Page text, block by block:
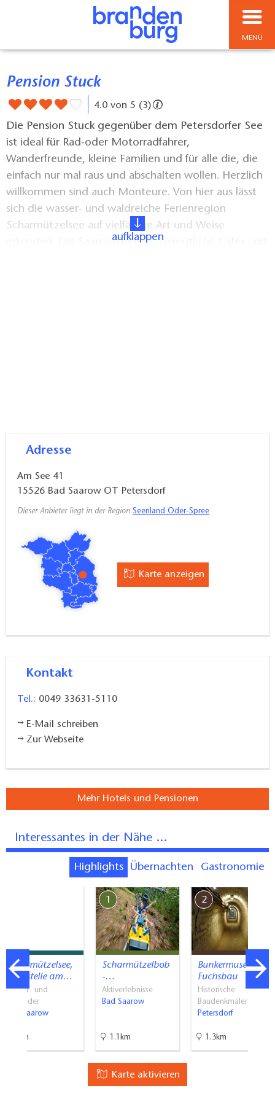
MENÜ
Pension Stuck
4.0 von 5 (3)
Die Pension Stuck gegenüber dem Petersdorfer See
ist ideal für Rad-oder Motorradfahrer,
Wanderfreunde, kleine Familien und für alle die, die
einfach nur mal raus und abschalten wollen. Herzlich
willkommen sind auch Monteure. Von hier aus lässt
sich die wasser- und waldreiche Ferienregion
Scharmützelsee auf vielfältige Art und Weise
erkunden. Die SaarowTherme, gemütliche Cafés und
aufklappen
Adresse
Am See 41
15526 Bad Saarow OT Petersdorf
Dieser Anbieter liegt in der Region Seenland Oder-Spree
Karte anzeigen
Kontakt
Tel.: 0049 33631-5110
E-Mail schreiben
Zur Webseite
Mehr Hotels und Pensionen
Interessantes in der Nähe ...
Highlights Übernachten Gastronomie
Scharmützelsee,
Badestelle am…
Strand- und
Freibäder
Bad Saarow
4km
1
Scharmützelbob
-…
Aktiverlebnisse
Bad Saarow
1.1km
2
Bunkermuseum
Fuchsbau
Historische
Baudenkmäler …
Petersdorf
1.3km
Karte aktivieren